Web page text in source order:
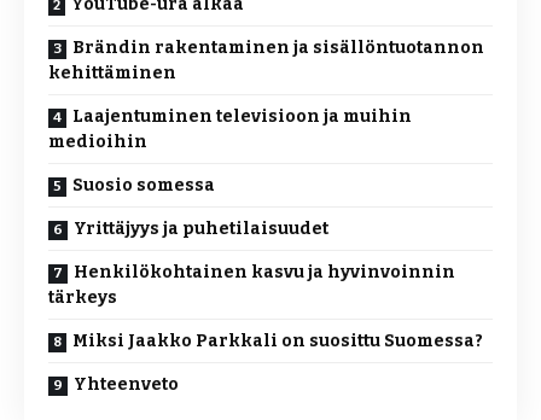
YouTube-ura alkaa
Brändin rakentaminen ja sisällöntuotannon
kehittäminen
Laajentuminen televisioon ja muihin
medioihin
Suosio somessa
Yrittäjyys ja puhetilaisuudet
Henkilökohtainen kasvu ja hyvinvoinnin
tärkeys
Miksi Jaakko Parkkali on suosittu Suomessa?
Yhteenveto